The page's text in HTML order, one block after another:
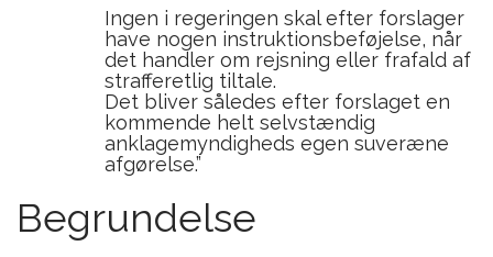
Ingen i regeringen skal efter forslager
have nogen instruktionsbeføjelse, når
det handler om rejsning eller frafald af
strafferetlig tiltale.
Det bliver således efter forslaget en
kommende helt selvstændig
anklagemyndigheds egen suveræne
afgørelse.”
Begrundelse